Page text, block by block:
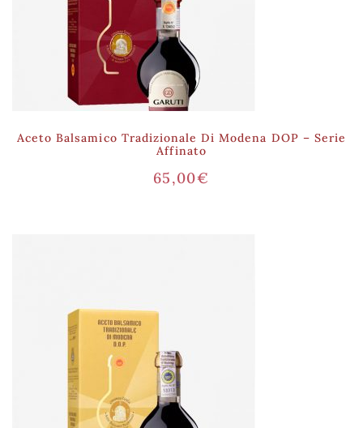
Aceto Balsamico Tradizionale Di Modena DOP – Serie
Affinato
65,00€